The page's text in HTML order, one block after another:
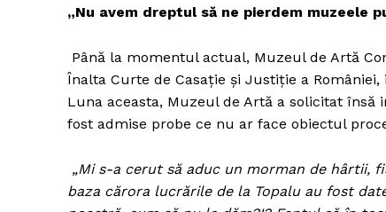
„Nu avem dreptul să ne pierdem muzeele
Până la momentul actual, Muzeul de Artă
Înalta Curte de Casaţie şi Justiţie a
Luna aceasta, Muzeul de Artă a solicitat
fost admise probe ce nu ar face obiectul
„Mi s-a cerut să aduc un morman de hârtii,
baza cărora lucrările de la Topalu au fost